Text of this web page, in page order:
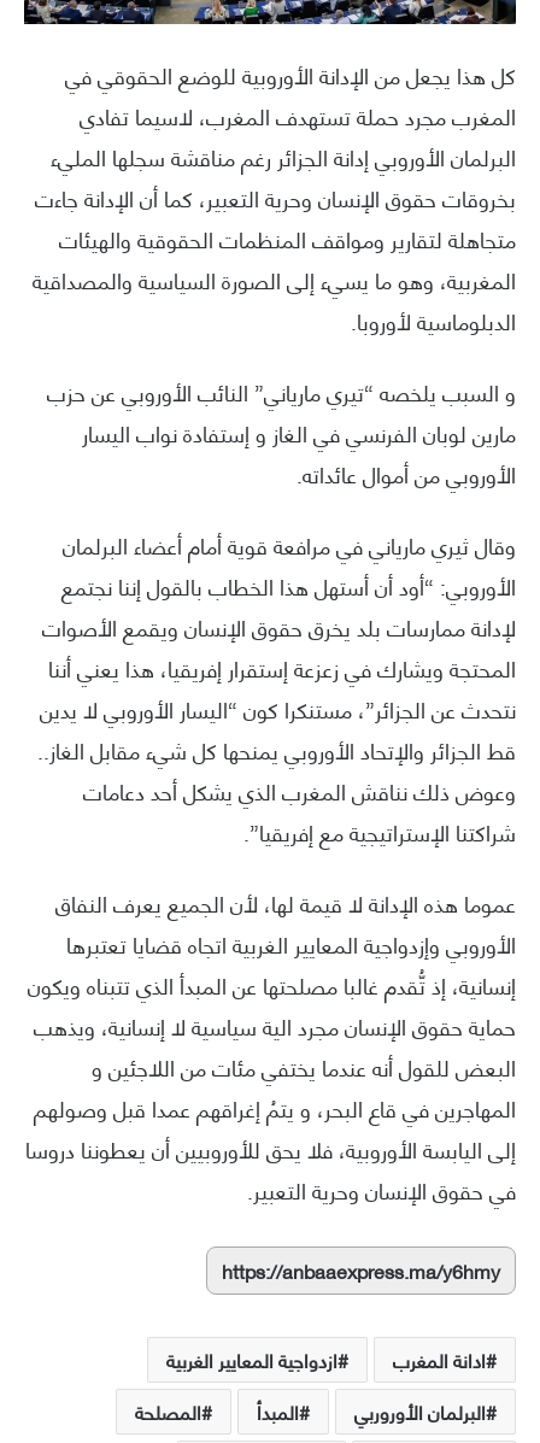
كل هذا يجعل من الإدانة الأوروبية للوضع الحقوقي في
المغرب مجرد حملة تستهدف المغرب، لاسيما تفادي
البرلمان الأوروبي إدانة الجزائر رغم مناقشة سجلها المليء
بخروقات حقوق الإنسان وحرية التعبير، كما أن الإدانة جاءت
متجاهلة لتقارير ومواقف المنظمات الحقوقية والهيئات
المغربية، وهو ما يسيء إلى الصورة السياسية والمصداقية
الدبلوماسية لأوروبا.
و السبب يلخصه “تيري مارياني” النائب الأوروبي عن حزب
مارين لوبان الفرنسي في الغاز و إستفادة نواب اليسار
الأوروبي من أموال عائداته.
وقال ثيري مارياني في مرافعة قوية أمام أعضاء البرلمان
الأوروبي: “أود أن أستهل هذا الخطاب بالقول إننا نجتمع
لإدانة ممارسات بلد يخرق حقوق الإنسان ويقمع الأصوات
المحتجة ويشارك في زعزعة إستقرار إفريقيا، هذا يعني أننا
نتحدث عن الجزائر”، مستنكرا كون “اليسار الأوروبي لا يدين
قط الجزائر والإتحاد الأوروبي يمنحها كل شيء مقابل الغاز..
وعوض ذلك نناقش المغرب الذي يشكل أحد دعامات
شراكتنا الإستراتيجية مع إفريقيا”.
عموما هذه الإدانة لا قيمة لها، لأن الجميع يعرف النفاق
الأوروبي وإزدواجية المعايير الغربية اتجاه قضايا تعتبرها
إنسانية، إذ تُّقدم غالبا مصلحتها عن المبدأ الذي تتبناه ويكون
حماية حقوق الإنسان مجرد الية سياسية لا إنسانية، ويذهب
البعض للقول أنه عندما يختفي مئات من اللاجئين و
المهاجرين في قاع البحر، و يتمُ إغراقهم عمدا قبل وصولهم
إلى اليابسة الأوروبية، فلا يحق للأوروبيين أن يعطوننا دروسا
في حقوق الإنسان وحرية التعبير.
https://anbaaexpress.ma/y6hmy
ادانة المغرب
ازدواجية المعايير الغربية
البرلمان الأوروربي
المبدأ المصلحة